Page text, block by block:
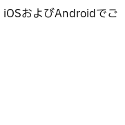
およびAndroidでご